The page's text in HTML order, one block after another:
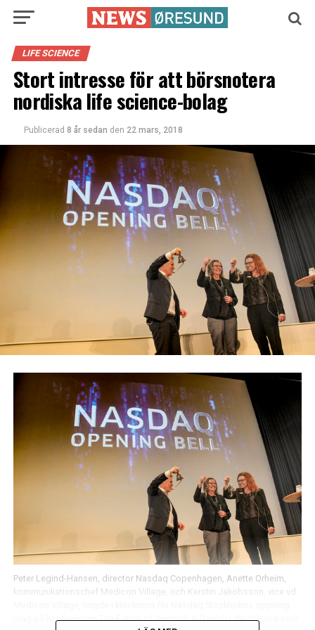
LIFE SCIENCE
Stort intresse för att börsnotera
nordiska life science-bolag
Publicerad 8 år sedan den 22 mars, 2018
Peter Legind-Hansen, director Nasdaq Copenhagen, Anette Orheim,
kommunikationschef Medicon Village, och Kerstin Jakobsson, vice vd
idag på konferensen The Future of Swedish & Danish Life Science som